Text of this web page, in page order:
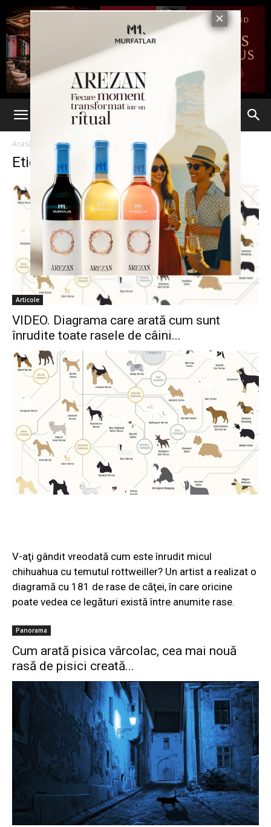
Acasă Etichete Rasa
Etichetă: rasa
Articole
VIDEO. Diagrama care arată cum sunt
înrudite toate rasele de câini...
V-aţi gândit vreodată cum este înrudit micul
chihuahua cu temutul rottweiller? Un artist a realizat o
diagramă cu 181 de rase de căţei, în care oricine
poate vedea ce legături există între anumite rase.
Panorama
Cum arată pisica vârcolac, cea mai nouă
rasă de pisici creată...